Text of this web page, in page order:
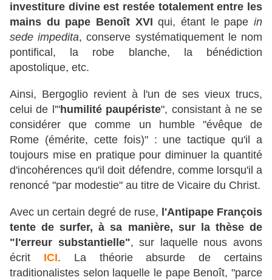
investiture divine est restée totalement entre les
mains du pape Benoît XVI qui, étant le papein
sede impedita, conserve systématiquement le nom
pontifical, la robe blanche, la bénédiction
apostolique, etc.
Ainsi, Bergoglio revient à l'un de ses vieux trucs,
celui de l'"humilité paupériste", consistant à ne se
considérer que comme un humble "évêque de
Rome (émérite, cette fois)" : une tactique qu'il a
toujours mise en pratique pour diminuer la quantité
d'incohérences qu'il doit défendre, comme lorsqu'il a
renoncé "par modestie" au titre de Vicaire du Christ.
Avec un certain degré de ruse, l'Antipape François
tente de surfer, à sa manière, sur la thèse de
"l'erreur substantielle", sur laquelle nous avons
écrit ICI. La théorie absurde de certains
traditionalistes selon laquelle le pape Benoît, "parce